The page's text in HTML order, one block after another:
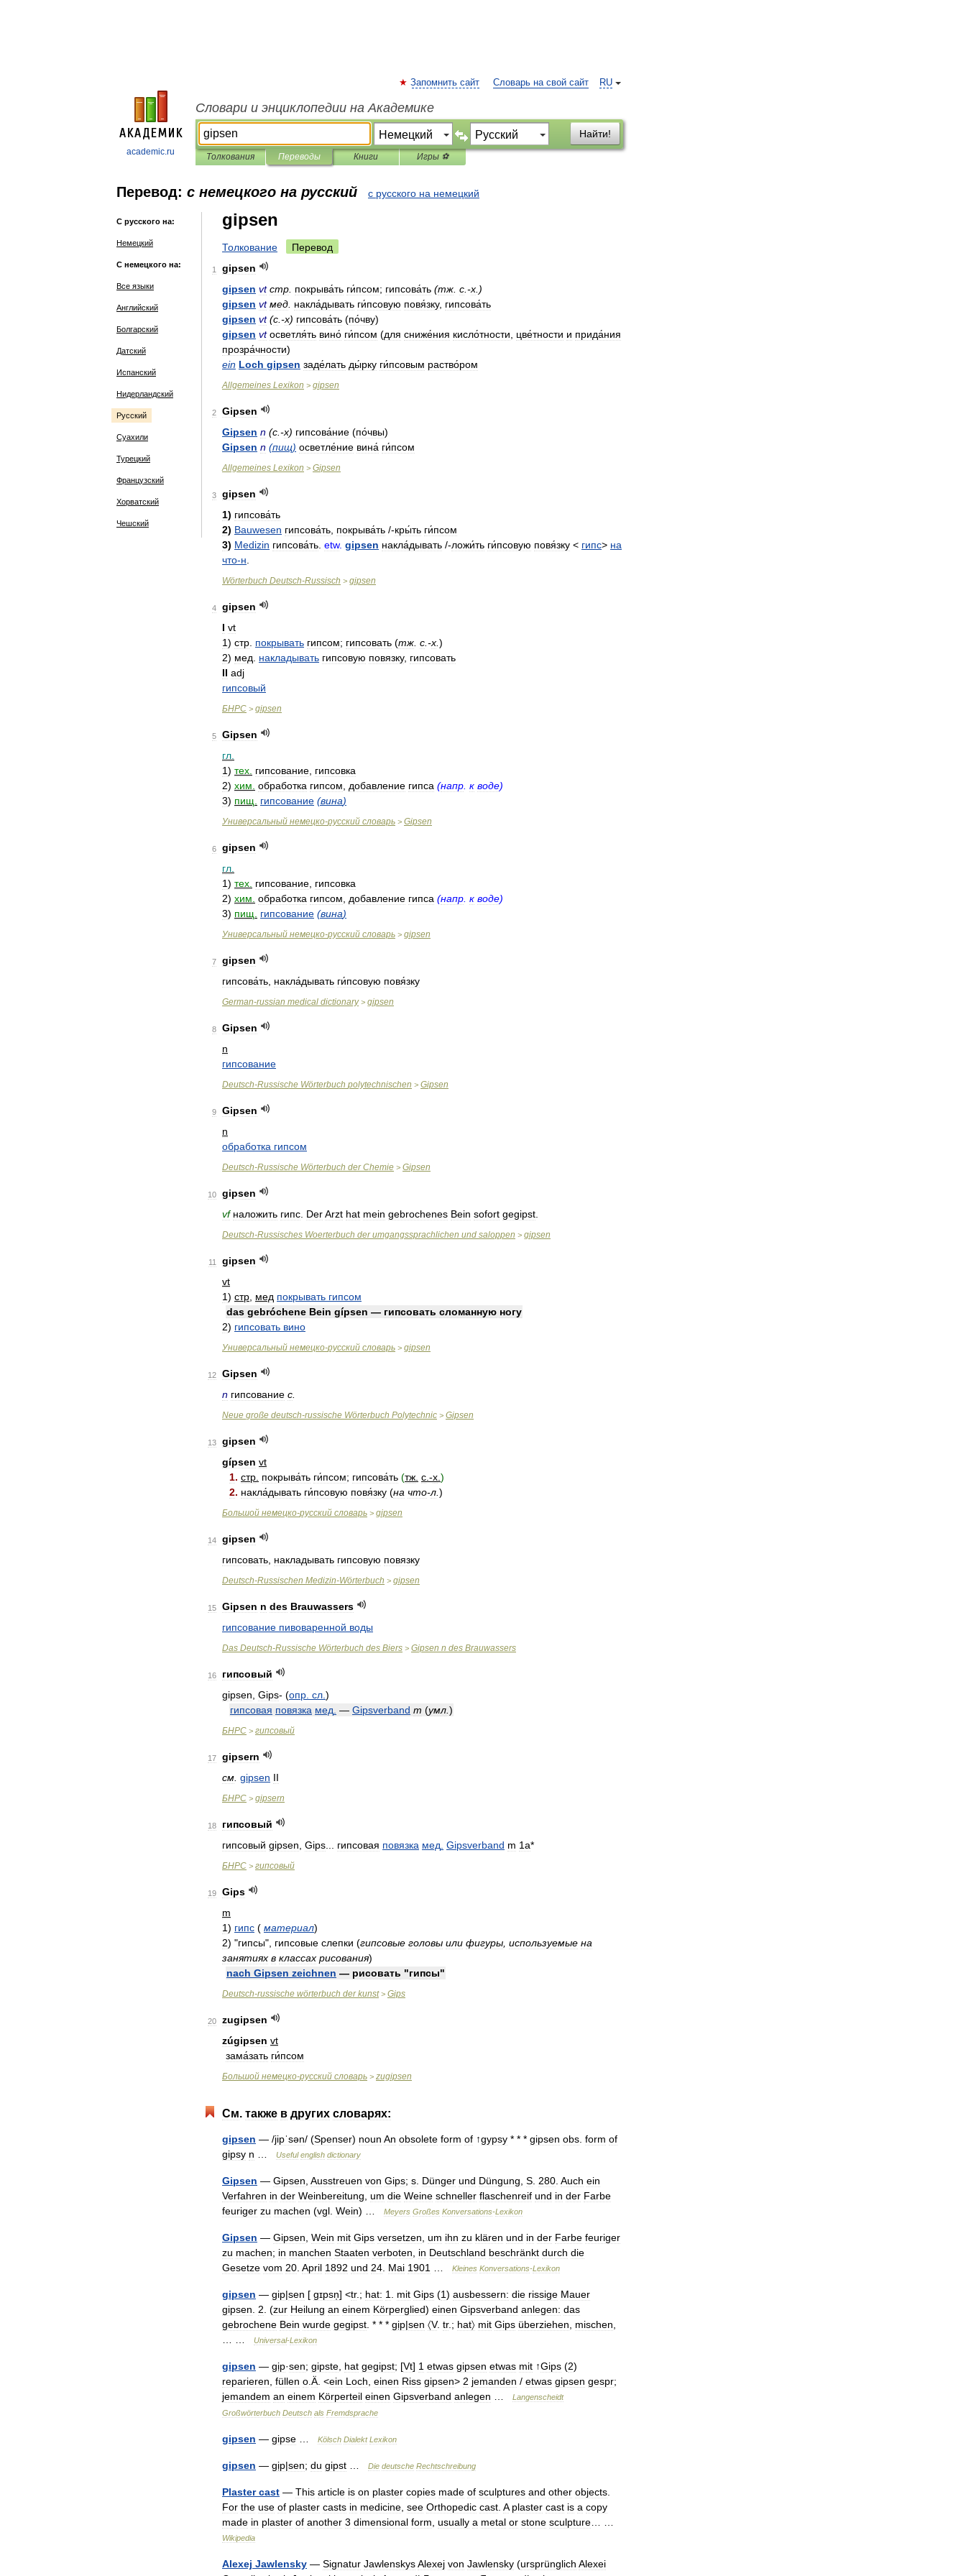
academic.ru
RU
Запомнить сайт Словарь на свой сайт
Словари и энциклопедии на Академике
Найти!
Толкования Переводы Книги Игры ⚽
Перевод: с немецкого на русский с русского на немецкий
С русского на:
Немецкий
С немецкого на:
Все языки
Английский
Болгарский
Датский
Испанский
Нидерландский
Русский
Суахили
Турецкий
Французский
Хорватский
Чешский
gipsen
Толкование Перевод
1
gipsen
gipsen vt стр покрыва́ть ги́псом; гипсова́ть (тж с .-х .)
gipsen vt мед накла́дывать ги́псовую повя́зку, гипсова́ть
gipsen vt (с .-х) гипсова́ть (по́чву)
gipsen vt осветля́ть вино́ ги́псом (для сниже́ния кисло́тности цве́тности и прида́ния
прозра́чности)
ein Loch gipsen заде́лать ды́рку ги́псовым раство́ром
Allgemeines Lexikon > gipsen
2
Gipsen
Gipsen n (с .-х) гипсова́ние (по́чвы)
Gipsen n (пищ) осветле́ние вина́ ги́псом
Allgemeines Lexikon > Gipsen
3
gipsen
1) гипсова́ть
2) Bauwesen гипсова́ть покрыва́ть /-кры́ть ги́псом
3) Medizin гипсова́ть etw. gipsen накла́дывать /-ложи́ть ги́псовую повя́зку < гипс> на
что-н
Wörterbuch Deutsch-Russisch > gipsen
4
gipsen
I vt
1) стр покрывать гипсом; гипсовать (тж с .-х )
2) мед накладывать гипсовую повязку, гипсовать
II adj
гипсовый
БНРС > gipsen
5
Gipsen
гл
1) тех гипсование гипсовка
2) хим обработка гипсом добавление гипса (напр к воде)
3) пищ гипсование (вина)
Универсальный немецко-русский словарь > Gipsen
6
gipsen
гл
1) тех гипсование гипсовка
2) хим обработка гипсом добавление гипса (напр к воде)
3) пищ гипсование (вина)
Универсальный немецко-русский словарь > gipsen
7
gipsen
гипсова́ть накла́дывать ги́псовую повя́зку
German-russian medical dictionary> gipsen
8
Gipsen
n
гипсование
Deutsch-Russische Wörterbuch polytechnischen > Gipsen
9
Gipsen
n
обработка гипсом
Deutsch-Russische Wörterbuch der Chemie > Gipsen
10
gipsen
vf наложить гипс DerArzt hat mein gebrochenes Bein sofort gegipst
Deutsch-Russisches Woerterbuch der umgangssprachlichen und saloppen > gipsen
11
gipsen
vt
1) стр мед покрывать гипсом
das gebróchene Bein gípsen — гипсовать сломанную ногу
2) гипсовать вино
Универсальный немецко-русский словарь > gipsen
12
Gipsen
n гипсование с
Neue große deutsch-russische Wörterbuch Polytechnic > Gipsen
13
gipsen
gípsen vt
1. стр покрыва́ть ги́псом; гипсова́ть (тж с .-х )
2. накла́дывать ги́псовую повя́зку (на что-л )
Большой немецко-русский словарь > gipsen
14
gipsen
гипсовать накладывать гипсовую повязку
Deutsch-Russischen Medizin-Wörterbuch > gipsen
15 Gipsen n des Brauwassers
гипсование пивоваренной воды
Das Deutsch-Russische Wörterbuch des Biers > Gipsen n des Brauwassers
16
гипсовый
gipsen Gips- (опр сл )
гипсовая повязка мед — Gipsverband m (умл )
БНРС > гипсовый
17
gipsern
см gipsen II
БНРС > gipsern
18
гипсовый
гипсовый gipsen Gips гипсовая повязка мед Gipsverband m 1a*
БНРС > гипсовый
19
Gips
m
1) гипс ( материал)
2) "гипсы", гипсовые слепки (гипсовые головы или фигуры используемые на
занятиях в классах рисования)
nach Gipsen zeichnen — рисовать "гипсы"
Deutsch-russische wörterbuch der kunst> Gips
20
zugipsen
zúgipsen vt
зама́зать ги́псом
Большой немецко-русский словарь > zugipsen
См. также в других словарях:
gipsen — /jipˈsən/ (Spenser) noun An obsolete form of ↑gypsy * * * gipsen obs form of
gipsy n Useful english dictionary
Gipsen — Gipsen Ausstreuen von Gips; s Dünger und Düngung S 280 Auch ein
Verfahren in der Weinbereitung um die Weine schneller flaschenreif und in der Farbe
feuriger zu machen (vgl Wein) … Meyers Großes Konversations-Lexikon
Gipsen — Gipsen Wein mit Gips versetzen um ihn zu klären und in der Farbe feuriger
zu machen; in manchen Staaten verboten in Deutschland beschränkt durch die
Gesetze vom 20 April 1892 und 24 Mai 1901 Kleines Konversations-Lexikon
gipsen — gip|sen [ gɪpsn̩] <tr.; hat: 1 mit Gips (1) ausbessern: die rissige Mauer
gipsen
2 . (zur Heilung an einem Körperglied) einen Gipsverband anlegen: das
gebrochene Bein wurde gegipst . * * * gịp|sen 〈V. tr.; hat〉 mit Gips überziehen mischen
Universal-Lexikon
gipsen — gịp·sen; gipste hat gegipst; [Vt] 1 etwas gipsen etwas mit ↑Gips (2)
reparieren füllen o Ä . <ein Loch einen Riss gipsen> 2 jemanden / etwas gipsen gespr;
jemandem an einem Körperteil einen Gipsverband anlegen
Langenscheidt
Großwörterbuch Deutsch als Fremdsprache
gipsen — gipse Kölsch Dialekt Lexikon
gipsen — gịp|sen; du gipst Die deutsche Rechtschreibung
Plaster cast — This article is on plaster copies made of sculptures and other objects
For the use of plaster casts in medicine see Orthopedic cast A plaster cast is a copy
made in plaster of another 3 dimensional form usually a metal or stone sculpture
Wikipedia
Alexej Jawlensky — Signatur JawlenskysAlexej von Jawlensky (ursprünglich Alexei